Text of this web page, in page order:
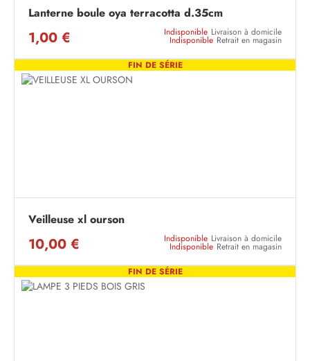
Lanterne boule oya terracotta d.35cm
1,00 € Indisponible Livraison à domicile
Indisponible Retrait en magasin
FIN DE SÉRIE
Veilleuse xl ourson
10,00 € Indisponible Livraison à domicile
Indisponible Retrait en magasin
FIN DE SÉRIE